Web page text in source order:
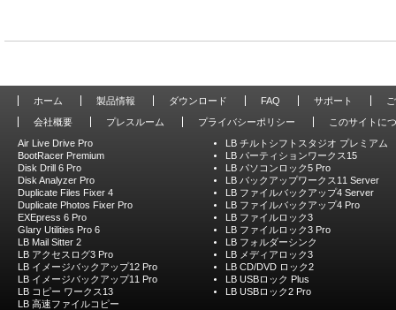
ホーム 製品情報 ダウンロード FAQ サポート
会社概要
プレスルーム プライバシーポリシー
このサイトに
Air Live Drive Pro
BootRacer Premium
Disk Drill 6 Pro
Disk Analyzer Pro
Duplicate Files Fixer 4
Duplicate Photos Fixer Pro
EXEpress 6 Pro
Glary Utilities Pro 6
LB Mail Sitter 2
LB アクセスログ3 Pro
LB イメージバックアップ12 Pro
LB イメージバックアップ11 Pro
LB コピー ワークス13
LB 高速ファイルコピー
LB チルトシフトスタジオ プレミアム
LB パーティションワークス15
LB パソコンロック5 Pro
LB バックアップワークス11 Server
LB ファイルバックアップ4 Server
LB ファイルバックアップ4 Pro
LB ファイルロック3
LB ファイルロック3 Pro
LB フォルダーシンク
LB メディアロック3
LB CD/DVD ロック2
LB USBロック Plus
LB USBロック2 Pro